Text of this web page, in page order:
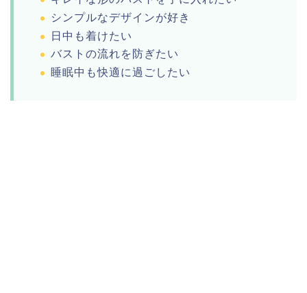
シンプルなデザインが好き
日中も着けたい
バストの流れを防ぎたい
睡眠中も快適に過ごしたい